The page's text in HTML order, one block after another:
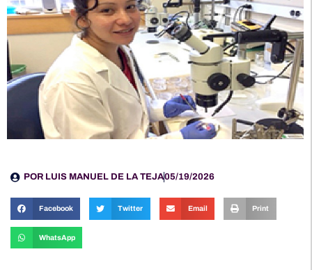
POR LUIS MANUEL DE LA TEJA05/19/2026
Facebook Twitter Email Print
WhatsApp